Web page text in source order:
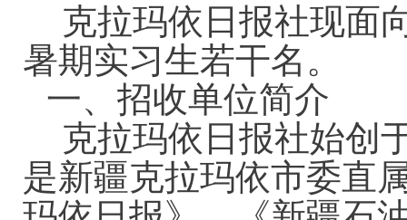
克拉玛依日报社现面
暑期实习生若干名。
一、招收单位简介
克拉玛依日报社始创
是新疆克拉玛依市委直